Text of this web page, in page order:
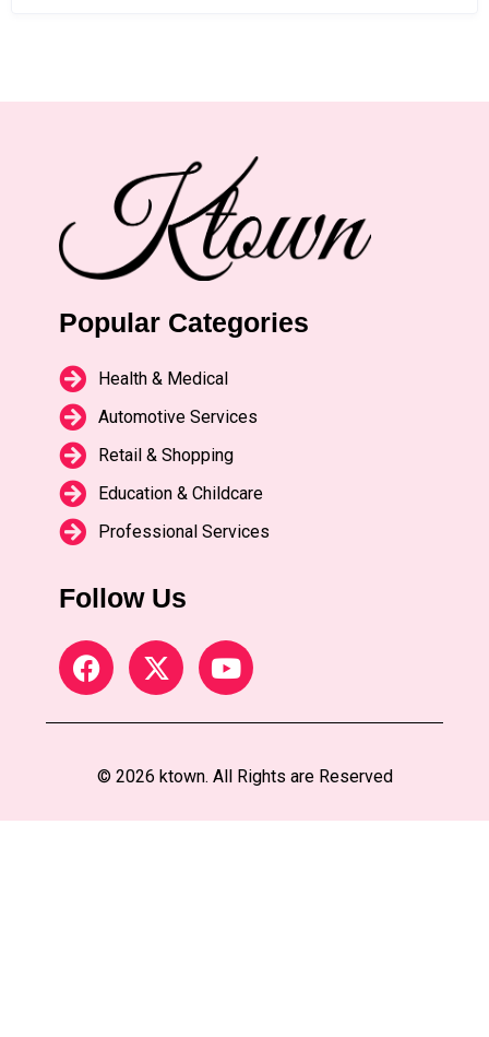
Popular Categories
Health & Medical
Automotive Services
Retail & Shopping
Education & Childcare
Professional Services
Follow Us
© 2026 ktown. All Rights are Reserved